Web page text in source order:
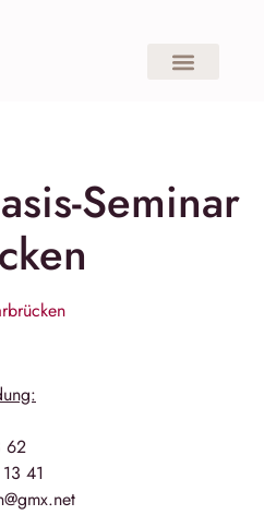
Seminar
62
41